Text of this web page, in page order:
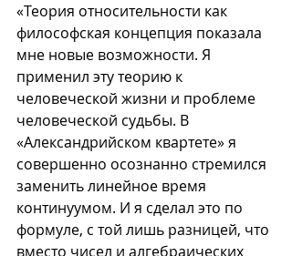
«Теория относительности как
философская концепция показала
мне новые возможности. Я
применил эту теорию к
человеческой жизни и проблеме
человеческой судьбы. В
«Александрийском квартете» я
совершенно осознанно стремился
заменить линейное время
континуумом. И я сделал это по
формуле, с той лишь разницей, что
вместо чисел и алгебраических